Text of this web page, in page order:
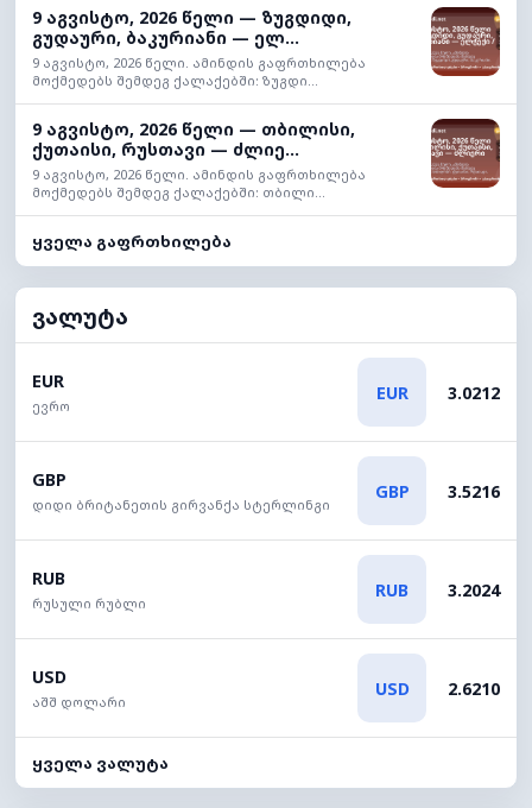
9 აგვისტო, 2026 წელი — ზუგდიდი,
გუდაური, ბაკურიანი — ელ...
9 აგვისტო, 2026 წელი. ამინდის გაფრთხილება
მოქმედებს შემდეგ ქალაქებში: ზუგდი...
9 აგვისტო, 2026 წელი — თბილისი,
ქუთაისი, რუსთავი — ძლიე...
9 აგვისტო, 2026 წელი. ამინდის გაფრთხილება
მოქმედებს შემდეგ ქალაქებში: თბილი...
ყველა გაფრთხილება
ვალუტა
EUR
ევრო
EUR 3.0212
GBP
დიდი ბრიტანეთის გირვანქა სტერლინგი
GBP 3.5216
RUB
რუსული რუბლი
RUB 3.2024
USD
აშშ დოლარი
USD 2.6210
ყველა ვალუტა